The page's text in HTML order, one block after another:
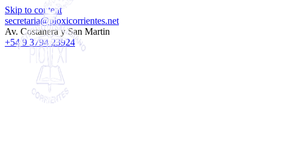
Skip to content
secretaria@pioxicorrientes.net
Av. Costanera y San Martin
+54 9 3794 23924